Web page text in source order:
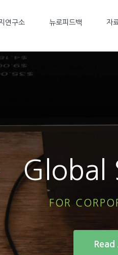
연구소 뉴로피드백 자
Global
FOR